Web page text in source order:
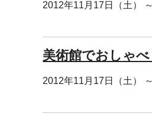
2012年11月17日（土）
美術館でおしゃ
2012年11月17日（土）